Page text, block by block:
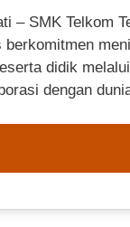
– SMK Telkom
berkomitmen
didik
dengan